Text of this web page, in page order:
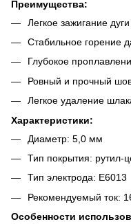
Преимущества:
Легкое зажигание дуги
Стабильное горение
Глубокое
Ровный и прочный
Легкое удаление
Характеристики:
Диаметр: 5,0 мм
Тип покрытия: рутил-
Тип электрода: E6013
Рекомендуемый ток:
Особенности